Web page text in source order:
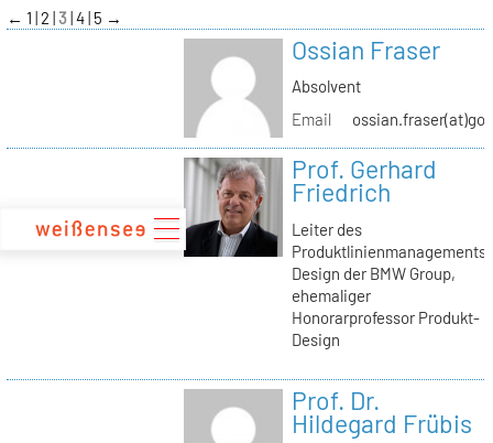
zum
Inhalt
← 1 2 3 4 5 →
Ossian Fraser
Absolvent
Email
Prof. Gerhard
Friedrich
Leiter des
Produktlinienmanagements
Design der BMW Group,
ehemaliger
Honorarprofessor Produkt-
Design
Prof. Dr.
Hildegard Frübis